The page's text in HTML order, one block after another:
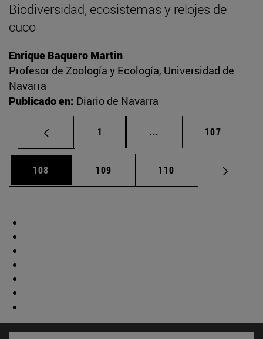
Biodiversidad, ecosistemas y relojes de
cuco
Enrique Baquero Martin
Profesor de Zoología y Ecología, Universidad de
Navarra
Publicado en: Diario de Navarra
Página
1 ... Páginas intermedias
Página
107
Página
108 Página
109 Página
110